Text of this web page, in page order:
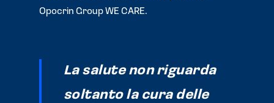
Opocrin Group WE CARE.
La salute non riguarda
soltanto la cura delle